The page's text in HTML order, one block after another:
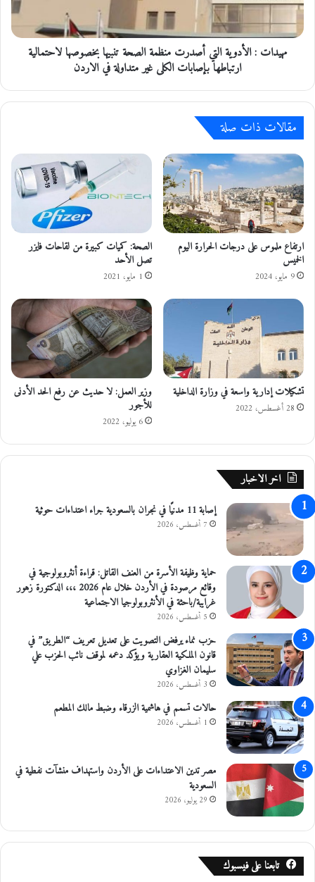
ق
ص
ف
ل
س
ف
ا
ر
ة
ا
ل
أ
م
ي
ي
ي
ب
ح
ث
آ
م
س
ت
ج
د
ا
ت
ن
ظ
و
م
ة
ا
ل
ت
ت
ب
ع
ا
ل
غ
ذ
ا
:
ل
ي
ل
ت
ي
أ
ص
د
ر
ت
م
ن
م
ا
ل
ص
ح
ة
ت
ي
ه
ب
خ
ص
و
ص
ه
ا
ا
ح
ت
م
ا
ي
ة
ا
ر
ت
ب
ا
ط
ا
مهيدات : الأدوية التي أصدرت منظمة الصحة تنبيها بخصوصها لاحتمالية
ارتباطها بإصابات الكلى غير متداولة في الاردن
مقالات ذات صلة
ارتفاع ملموس على درجات الحرارة اليوم
الخميس
9 مايو، 2024
الصحة: كميات كبيرة من لقاحات فايزر
تصل الأحد
1 مايو، 2021
تشكيلات إدارية واسعة في وزارة الداخلية
28 أغسطس، 2022
وزير العمل: لا حديث عن رفع الحد الأدنى
للأجور
6 يوليو، 2022
اخر الاخبار
إصابة 11 مدنيًا في نجران بالسعودية جراء اعتداءات حوثية
7 أغسطس، 2026
حماية وظيفة الأسرة من العنف القاتل: قراءة أنثروبولوجية في
وقائع مرصودة في الأردن خلال عام 2026 ،،، الدكتورة زهور
غرايبة/باحثة في الأنثروبولوجيا الاجتماعية
5 أغسطس، 2026
حزب نماء يرفض التصويت على تعديل تعريف “الطريق” في
قانون الملكية العقارية ويؤكد دعمه لموقف نائب الحزب علي
سليمان الغزاوي
3 أغسطس، 2026
حالات تسمم في هاشمية الزرقاء وضبط مالك المطعم
1 أغسطس، 2026
مصر تدين الاعتداءات على الأردن واستهداف منشآت نفطية في
السعودية
29 يوليو، 2026
تابعنا على فيسبوك